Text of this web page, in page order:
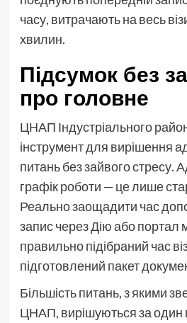
часу, витрачають на весь
хвилин.
Підсумок без
про головне
ЦНАП Індустріального
інструмент для вирішення
питань без зайвого стресу.
графік роботи — це лише
Реально заощадити час
запис через Дію або портал
правильно підібраний час
підготовлений пакет
Більшість питань, з якими
ЦНАП, вирішуються за